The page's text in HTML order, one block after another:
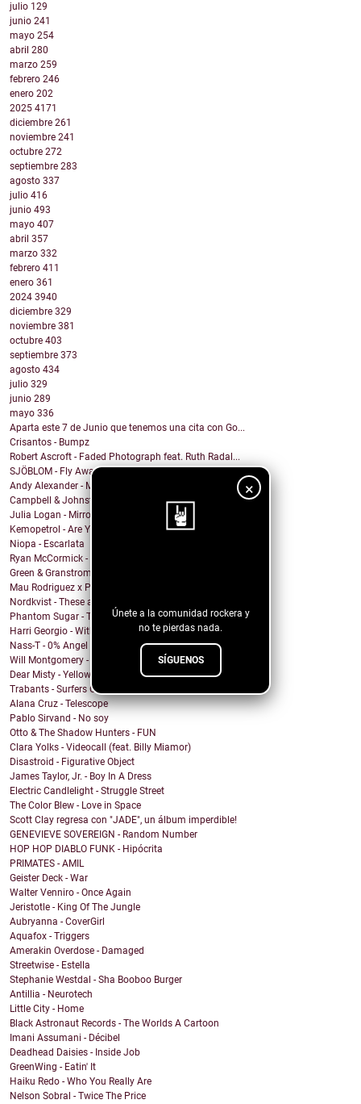
×
Únete a la comunidad rockera y
no te pierdas nada.
SÍGUENOS
julio 129
junio 241
mayo 254
abril 280
marzo 259
febrero 246
enero 202
2025 4171
diciembre 261
noviembre 241
octubre 272
septiembre 283
agosto 337
julio 416
junio 493
mayo 407
abril 357
marzo 332
febrero 411
enero 361
2024 3940
diciembre 329
noviembre 381
octubre 403
septiembre 373
agosto 434
julio 329
junio 289
mayo 336
Aparta este 7 de Junio que tenemos una cita con Go...
Crisantos - Bumpz
Robert Ascroft - Faded Photograph feat. Ruth Radal...
SJÖBLOM - Fly Away With Me
Andy Alexander - Mr. Cool
Campbell & Johnston - Don’t Get Down (On a Good Th...
Julia Logan - Mirrors
Kemopetrol - Are You Coming Home?
Niopa - Escarlata
Ryan McCormick - Sonic Boom
Green & Granstrom - Only Summer
Mau Rodriguez x Perfecto Mando x Grupo la Union - ...
Nordkvist - These are the days
Phantom Sugar - Too Psycho
Harri Georgio - With the Lights On
Nass-T - 0% Angel
Will Montgomery - Last Man Standing
Dear Misty - Yellow Cadillac
Trabants - Surfers On Acid
Alana Cruz - Telescope
Pablo Sirvand - No soy
Otto & The Shadow Hunters - FUN
Clara Yolks - Videocall (feat. Billy Miamor)
Disastroid - Figurative Object
James Taylor, Jr. - Boy In A Dress
Electric Candlelight - Struggle Street
The Color Blew - Love in Space
Scott Clay regresa con "JADE", un álbum imperdible!
GENEVIEVE SOVEREIGN - Random Number
HOP HOP DIABLO FUNK - Hipócrita
PRIMATES - AMIL
Geister Deck - War
Walter Venniro - Once Again
Jeristotle - King Of The Jungle
Aubryanna - CoverGirl
Aquafox - Triggers
Amerakin Overdose - Damaged
Streetwise - Estella
Stephanie Westdal - Sha Booboo Burger
Antillia - Neurotech
Little City - Home
Black Astronaut Records - The Worlds A Cartoon
Imani Assumani - Décibel
Deadhead Daisies - Inside Job
GreenWing - Eatin' It
Haiku Redo - Who You Really Are
Nelson Sobral - Twice The Price